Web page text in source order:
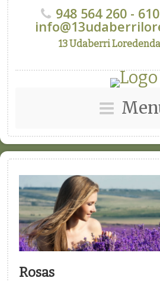
948 564 260 -
13 Udaberri
Rosas